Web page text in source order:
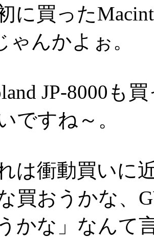
に買った
ゃんかよぉ。
JP-8000も
ですね～。
は衝動買いに
買おうかな、
かな」なんて